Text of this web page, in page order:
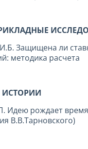
Защищена ли
методика расчета
Идею рождает
В.В.Тарновского)